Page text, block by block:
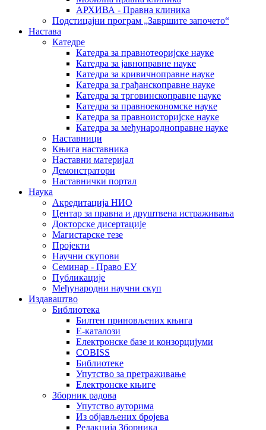
АРХИВА - Правна клиника
Подстицајни програм „Завршите започето“
Настава
Катедре
Катедра за правнотеоријске науке
Катедра за јавноправне науке
Катедра за кривичноправне науке
Катедра за грађанскоправне науке
Катедра за трговинскоправне науке
Катедра за правноекономске науке
Катедра за правноисторијске науке
Катедра за међународноправне науке
Наставници
Књига наставника
Наставни материјал
Демонстратори
Наставнички портал
Наука
Акредитација НИО
Центар за правна и друштвена истраживања
Докторске дисертације
Магистарске тезе
Пројекти
Научни скупови
Семинар - Право ЕУ
Публикације
Међународни научни скуп
Издаваштво
Библиотека
Билтен приновљених књига
Е-каталози
Електронске базе и конзорцијуми
COBISS
Библиотеке
Упутство за претраживање
Електронске књиге
Зборник радова
Упутство ауторима
Из објављених бројева
Редакција Зборника